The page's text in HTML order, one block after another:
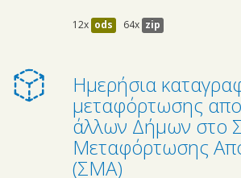
12x ods 64x zip
Ημερήσια
μεταφόρτωσης
άλλων Δήμων στο
Μεταφόρτωσης
(ΣΜΑ)